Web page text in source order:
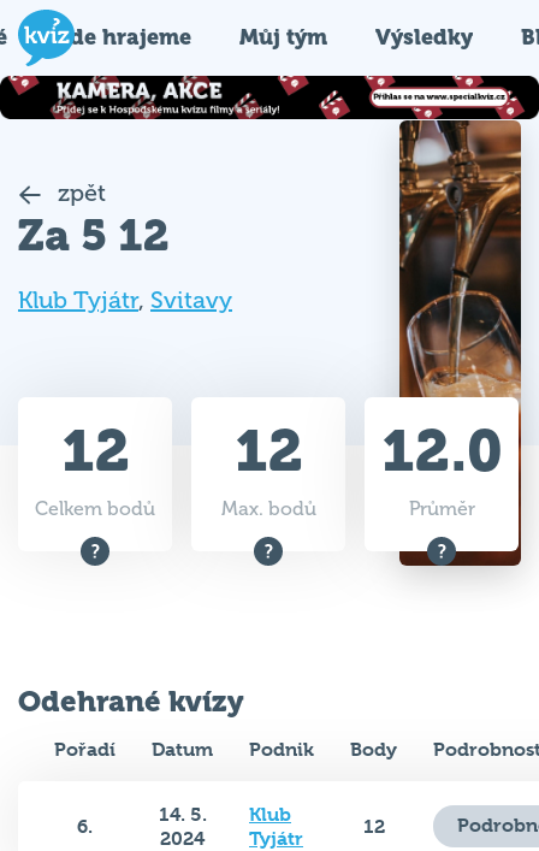
Kde hrajeme Můj tým Výsledky
zpět
Za 5 12
Klub Tyjátr, Svitavy
12
Celkem bodů
12
Max. bodů
12.0
Průměr
Odehrané kvízy
Pořadí Datum Podnik Body
6.
14. 5.
2024
Klub
Tyjátr
12